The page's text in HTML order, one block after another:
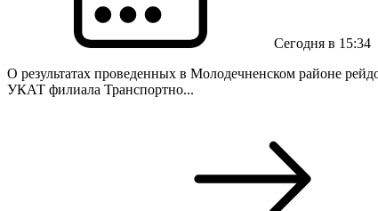
Сегодня в 15:34
О результатах проведенных в Молодечненском районе
УКАТ филиала Транспортно...